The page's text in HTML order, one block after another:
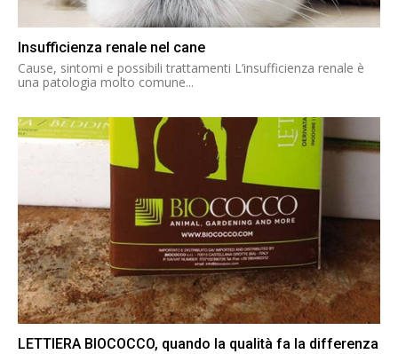
Insufficienza renale nel cane
Cause, sintomi e possibili trattamenti L’insufficienza renale è
una patologia molto comune...
LETTIERA BIOCOCCO, quando la qualità fa la differenza